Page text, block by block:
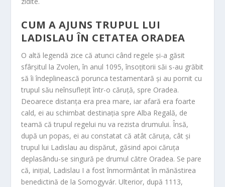
CUM A AJUNS TRUPUL LUI
LADISLAU ÎN CETATEA ORADEA
O altă legendă zice că atunci când regele și-a găsit
sfârșitul la Zvolen, în anul 1095, însoțitorii săi s-au grăbit
să îi îndeplinească porunca testamentară și au pornit cu
trupul său neînsuflețit într-o căruță, spre Oradea.
Deoarece distanța era prea mare, iar afară era foarte
cald, ei au schimbat destinația spre Alba Regală, de
teamă că trupul regelui nu va rezista drumului. Însă,
după un popas, ei au constatat că atât căruța, cât și
trupul lui Ladislau au dispărut, găsind apoi căruța
deplasându-se singură pe drumul către Oradea. Se pare
că, inițial, Ladislau I a fost înmormântat în mănăstirea
benedictină de la Somogyvár. Ulterior, după 1113,